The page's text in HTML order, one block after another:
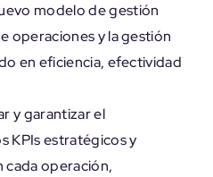
modelo de gestión
operaciones y la gestión
en eficiencia, efectividad
y garantizar el
KPIs estratégicos y
cada operación,